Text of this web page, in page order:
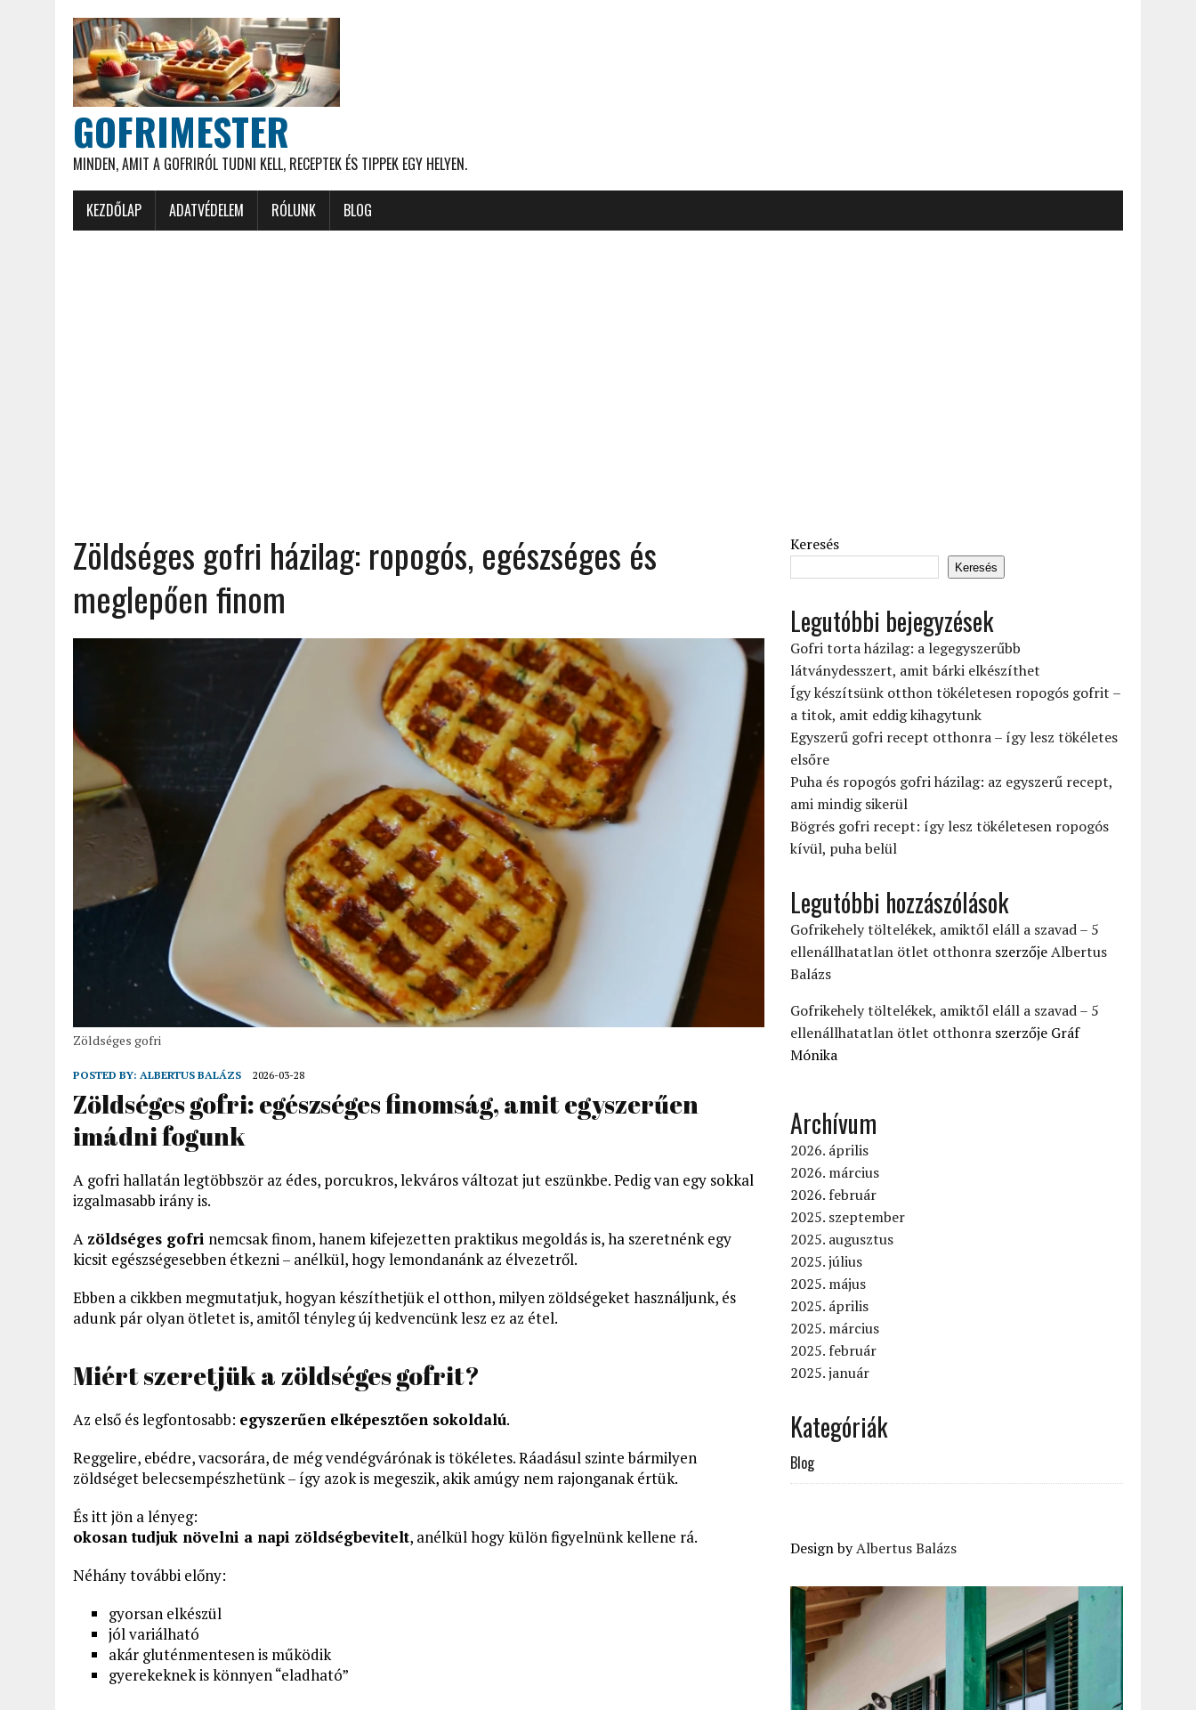
GOFRIMESTER
MINDEN, AMIT A GOFRIRÓL TUDNI KELL, RECEPTEK ÉS TIPPEK EGY HELYEN.
KEZDŐLAP ADATVÉDELEM RÓLUNK BLOG
Zöldséges gofri házilag: ropogós, egészséges és
meglepően finom
Zöldséges gofri
POSTED BY: ALBERTUS BALÁZS 2026-03-28
Zöldséges gofri: egészséges finomság, amit egyszerűen
imádni fogunk
A gofri hallatán legtöbbször az édes, porcukros, lekváros változat jut eszünkbe. Pedig van egy sokkal
izgalmasabb irány is.
A zöldséges gofri nemcsak finom, hanem kifejezetten praktikus megoldás is, ha szeretnénk egy
kicsit egészségesebben étkezni – anélkül, hogy lemondanánk az élvezetről.
Ebben a cikkben megmutatjuk, hogyan készíthetjük el otthon, milyen zöldségeket használjunk, és
adunk pár olyan ötletet is, amitől tényleg új kedvencünk lesz ez az étel.
Miért szeretjük a zöldséges gofrit?
Az első és legfontosabb: egyszerűen elképesztően sokoldalú.
Reggelire, ebédre, vacsorára, de még vendégvárónak is tökéletes. Ráadásul szinte bármilyen
zöldséget belecsempészhetünk – így azok is megeszik, akik amúgy nem rajonganak értük.
És itt jön a lényeg:
okosan tudjuk növelni a napi zöldségbevitelt, anélkül hogy külön figyelnünk kellene rá.
Néhány további előny:
gyorsan elkészül
jól variálható
akár gluténmentesen is működik
gyerekeknek is könnyen “eladható”
Keresés
Keresés
Legutóbbi bejegyzések
Gofri torta házilag: a legegyszerűbb
látványdesszert, amit bárki elkészíthet
Így készítsünk otthon tökéletesen ropogós gofrit –
a titok, amit eddig kihagytunk
Egyszerű gofri recept otthonra – így lesz tökéletes
elsőre
Puha és ropogós gofri házilag: az egyszerű recept,
ami mindig sikerül
Bögrés gofri recept: így lesz tökéletesen ropogós
kívül, puha belül
Legutóbbi hozzászólások
Gofrikehely töltelékek, amiktől eláll a szavad – 5
ellenállhatatlan ötlet otthonra szerzőjeAlbertus
Balázs
Gofrikehely töltelékek, amiktől eláll a szavad – 5
ellenállhatatlan ötlet otthonra szerzője Gráf
Mónika
Archívum
2026. április
2026. március
2026. február
2025. szeptember
2025. augusztus
2025. július
2025. május
2025. április
2025. március
2025. február
2025. január
Kategóriák
Blog
Design byAlbertus Balázs